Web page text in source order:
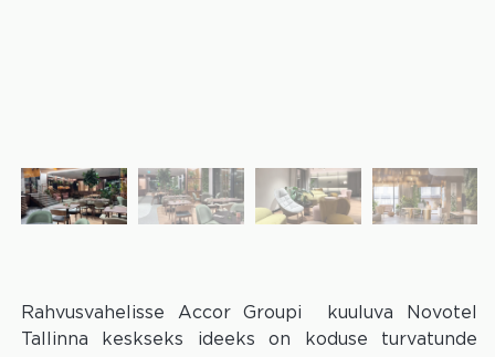
Rahvusvahelisse Accor Groupi kuuluva Novotel
Tallinna keskseks ideeks on koduse turvatunde